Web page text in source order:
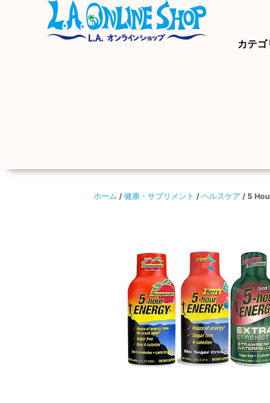
カテゴ
ホーム / 健康・サプリメント / ヘルスケア / 5